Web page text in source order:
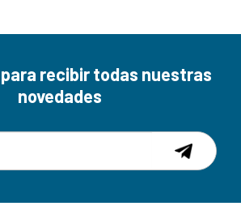
recibir todas nuestras
novedades